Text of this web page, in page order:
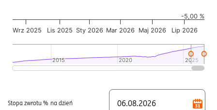
Wykres ma 2 osi Y wyświetlające Wartość jednostki w
Sty 2026
Wrz 2025 Lis 2025 Mar 2026 Maj 2026 Lip 2026
2015
2015 2020
2020 2025
2025
-5,00 %
Stopa zwrotu % na dzień